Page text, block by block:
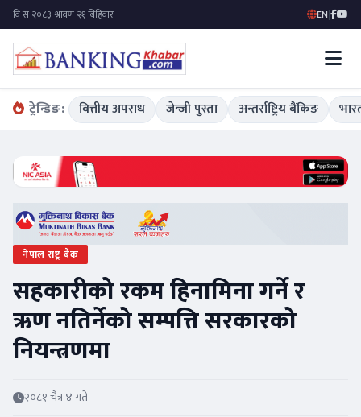
EN|
ट्रेन्डिङ: वित्तीय अपराध जेन्जी पुस्ता अन्तर्राष्ट्रिय बैंकिङ
नेपाल राष्ट्र बैंक
सहकारीको रकम हिनामिना गर्ने र
ऋण नतिर्नेको सम्पत्ति सरकारको
नियन्त्रणमा
२०८१ चैत्र ४ गते